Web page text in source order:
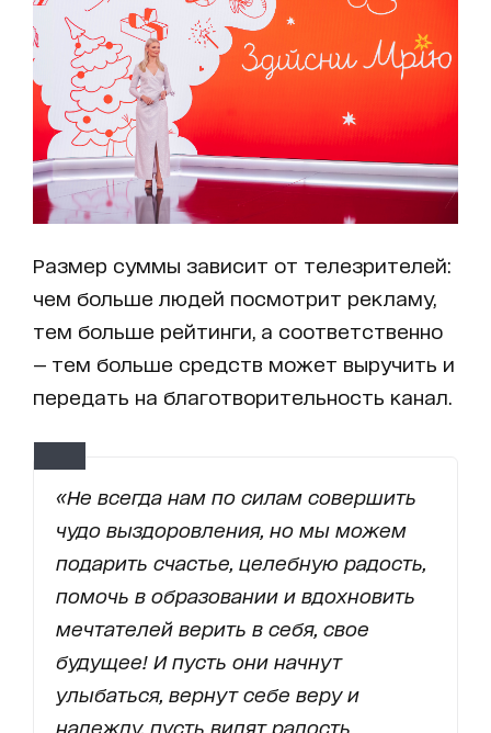
Размер суммы зависит от телезрителей:
чем больше людей посмотрит рекламу,
тем больше рейтинги, а соответственно
— тем больше средств может выручить и
передать на благотворительность канал.
«Не всегда нам по силам совершить
чудо выздоровления, но мы можем
подарить счастье, целебную радость,
помочь в образовании и вдохновить
мечтателей верить в себя, свое
будущее! И пусть они начнут
улыбаться, вернут себе веру и
надежду, пусть видят радость